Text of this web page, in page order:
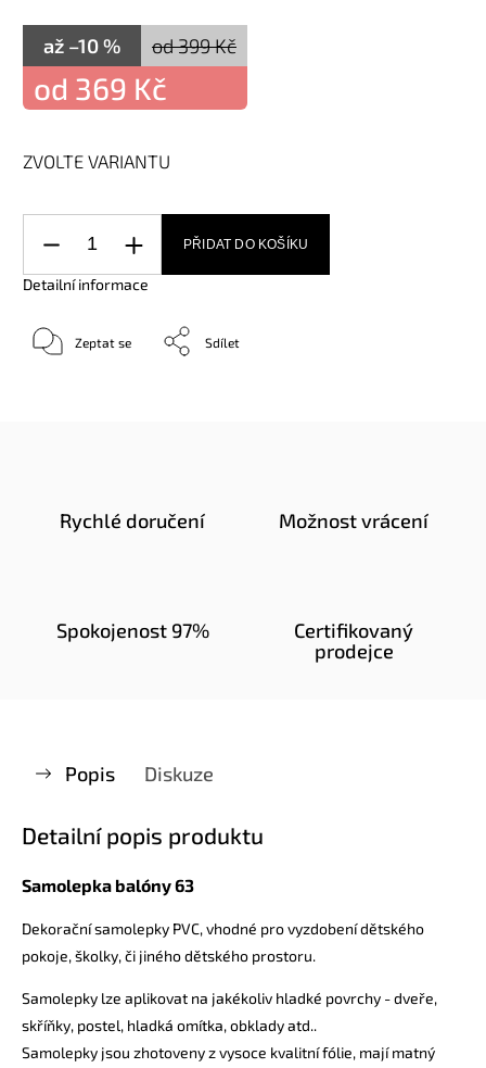
od 399 Kč
až –10 %
od 369 Kč
ZVOLTE VARIANTU
PŘIDAT DO KOŠÍKU
Detailní informace
Zeptat se Sdílet
Rychlé doručení Možnost vrácení
Spokojenost 97%
Certifikovaný
prodejce
Popis Diskuze
Detailní popis produktu
Samolepka balóny 63
Dekorační samolepky PVC, vhodné pro vyzdobení dětského
pokoje, školky, či jiného dětského prostoru.
Samolepky lze aplikovat na jakékoliv hladké povrchy - dveře,
skříňky, postel, hladká omítka, obklady atd..
Samolepky jsou zhotoveny z vysoce kvalitní fólie, mají matný